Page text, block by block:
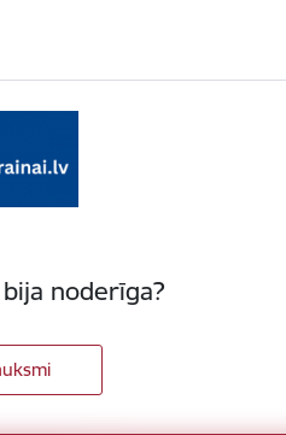
noderīga?